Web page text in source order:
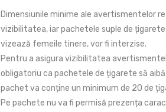
Dimensiunile minime ale avertismentelor
vizibilitatea, iar pachetele suple de
vizează femeile tinere, vor fi interzise.
Pentru a asigura vizibilitatea
obligatoriu ca pachetele de țigarete să
pachet va conține un minimum de 20 de
Pe pachete nu va fi permisă prezența